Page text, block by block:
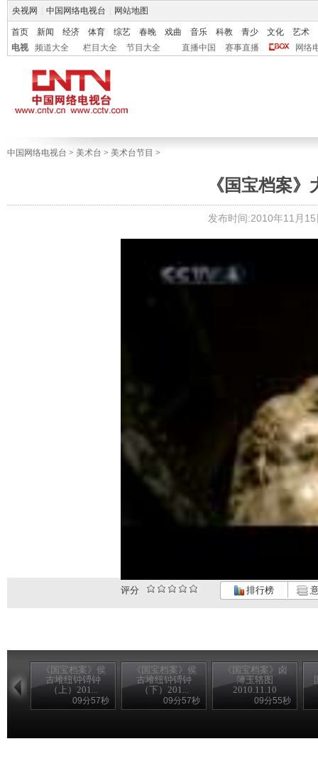
央视网 中国网络电视台 网站地图
首页 新闻 经济 体育 综艺 春晚 戏曲 音乐 科教 青少 文化
艺术
电视
频道大全 栏目大全 节目大全 直播中国 赛事直播 网络
中国网络电视台 > 美术台 > 美术台节目 >
《国宝档案》
发布时间:2010年11月
评分 排行榜
《国宝档案》侯
古堆纽钟镈钟
（上）201...
09分57秒
《国宝档案》侯
古堆纽钟镈钟
（下）201...
09分57秒
《国宝档案》卤
簿玉辂图
2010.11.10
09分55秒